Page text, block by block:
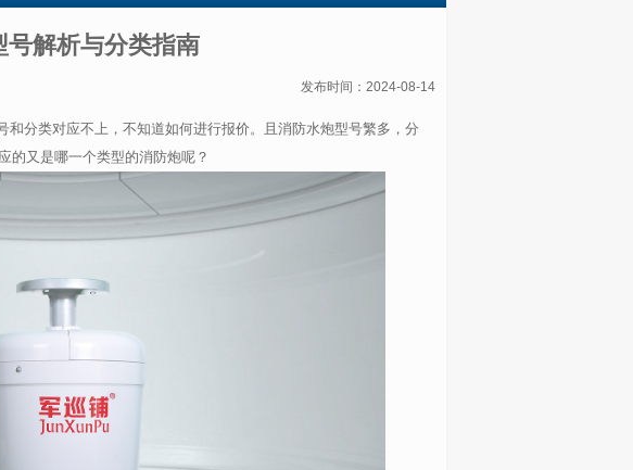
号解析与分类指南
发布时间：2024-08-14
和分类对应不上，不知道如何进行报价。且消防水炮型号繁多，分
的又是哪一个类型的消防炮呢？